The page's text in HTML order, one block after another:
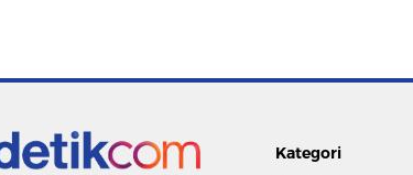
Kategori